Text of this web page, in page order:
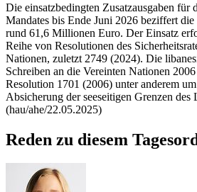
Die einsatzbedingten Zusatzausgaben für
Mandates bis Ende Juni 2026 beziffert
rund 61,6 Millionen Euro. Der Einsatz
Reihe von Resolutionen des
Nationen, zuletzt 2749 (2024). Die
Schreiben an die Vereinten Nationen
Resolution 1701 (2006) unter anderem
Absicherung der seeseitigen Grenzen des
(hau/ahe/22.05.2025)
Reden zu diesem